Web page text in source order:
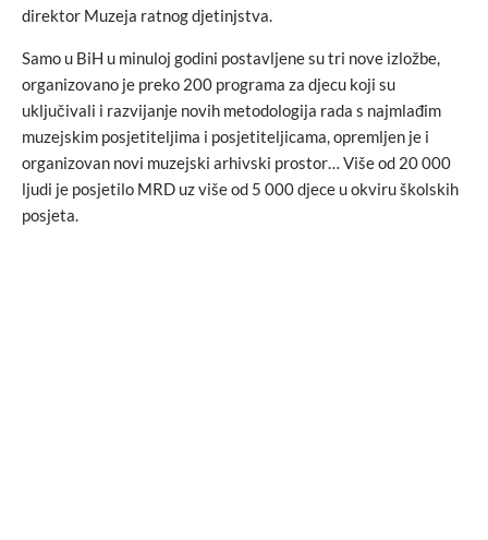
direktor Muzeja ratnog djetinjstva.
Samo u BiH u minuloj godini postavljene su tri nove izložbe,
organizovano je preko 200 programa za djecu koji su
uključivali i razvijanje novih metodologija rada s najmlađim
muzejskim posjetiteljima i posjetiteljicama, opremljen je i
organizovan novi muzejski arhivski prostor… Više od 20 000
ljudi je posjetilo MRD uz više od 5 000 djece u okviru školskih
posjeta.